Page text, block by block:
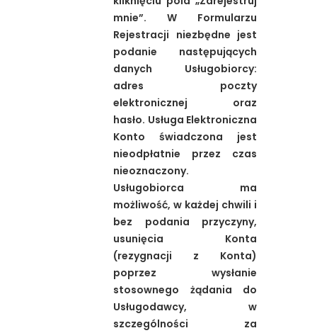
mnie”. W Formularzu
Rejestracji niezbędne jest
podanie następujących
danych Usługobiorcy:
adres poczty
elektronicznej oraz
hasło. Usługa Elektroniczna
Konto świadczona jest
nieodpłatnie przez czas
nieoznaczony.
Usługobiorca ma
możliwość, w każdej chwili i
bez podania przyczyny,
usunięcia Konta
(rezygnacji z Konta)
poprzez wysłanie
stosownego żądania do
Usługodawcy, w
szczególności za